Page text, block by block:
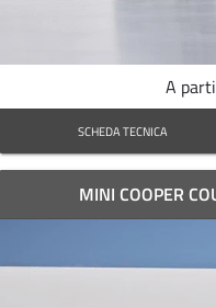
A
SCHEDA TECNICA
MINI COOPER